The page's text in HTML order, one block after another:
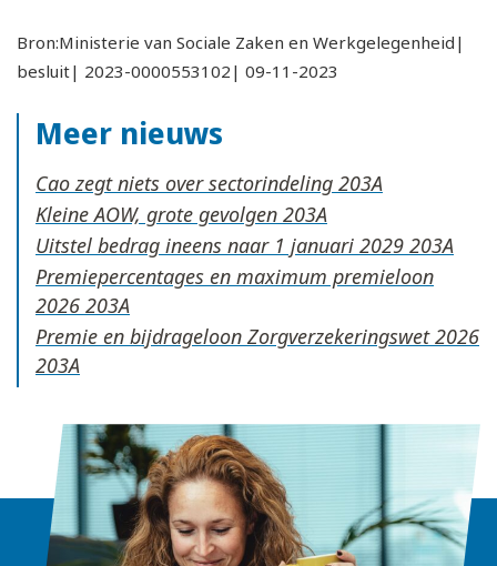
Bron:Ministerie van Sociale Zaken en Werkgelegenheid|
besluit| 2023-0000553102| 09-11-2023
Meer nieuws
Cao zegt niets over sectorindeling
Kleine AOW, grote gevolgen
Uitstel bedrag ineens naar 1 januari 2029
Premiepercentages en maximum premieloon
2026
Premie en bijdrageloon Zorgverzekeringswet 2026